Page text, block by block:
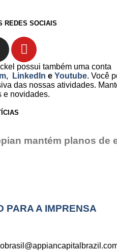
REDES SOCIAIS
possui também uma conta
LinkedIn e Youtube. Você
das nossas atividades.
e novidades.
mantém planos de
PARA A IMPRENSA​